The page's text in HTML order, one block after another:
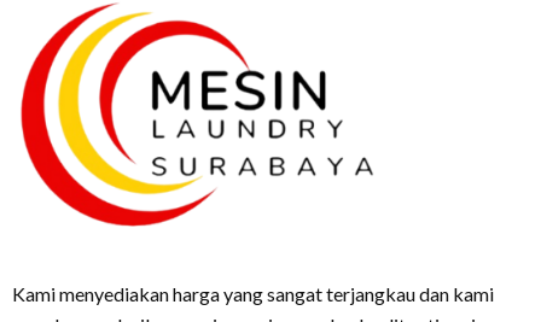
Kami menyediakan harga yang sangat terjangkau dan kami